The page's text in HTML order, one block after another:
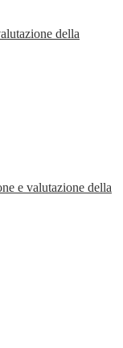
della
e valutazione della